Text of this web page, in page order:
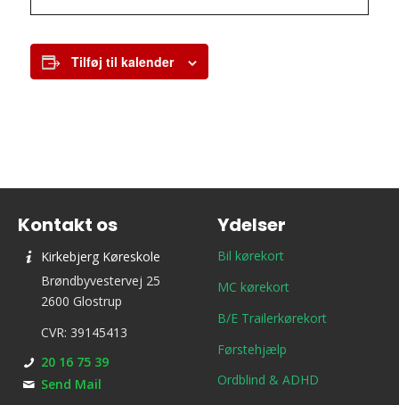
Tilføj til kalender
Kontakt os
Kirkebjerg Køreskole
Brøndbyvestervej 25
2600 Glostrup
CVR: 39145413
20 16 75 39
Send Mail
Ydelser
Bil kørekort
MC kørekort
B/E Trailerkørekort
Førstehjælp
Ordblind & ADHD